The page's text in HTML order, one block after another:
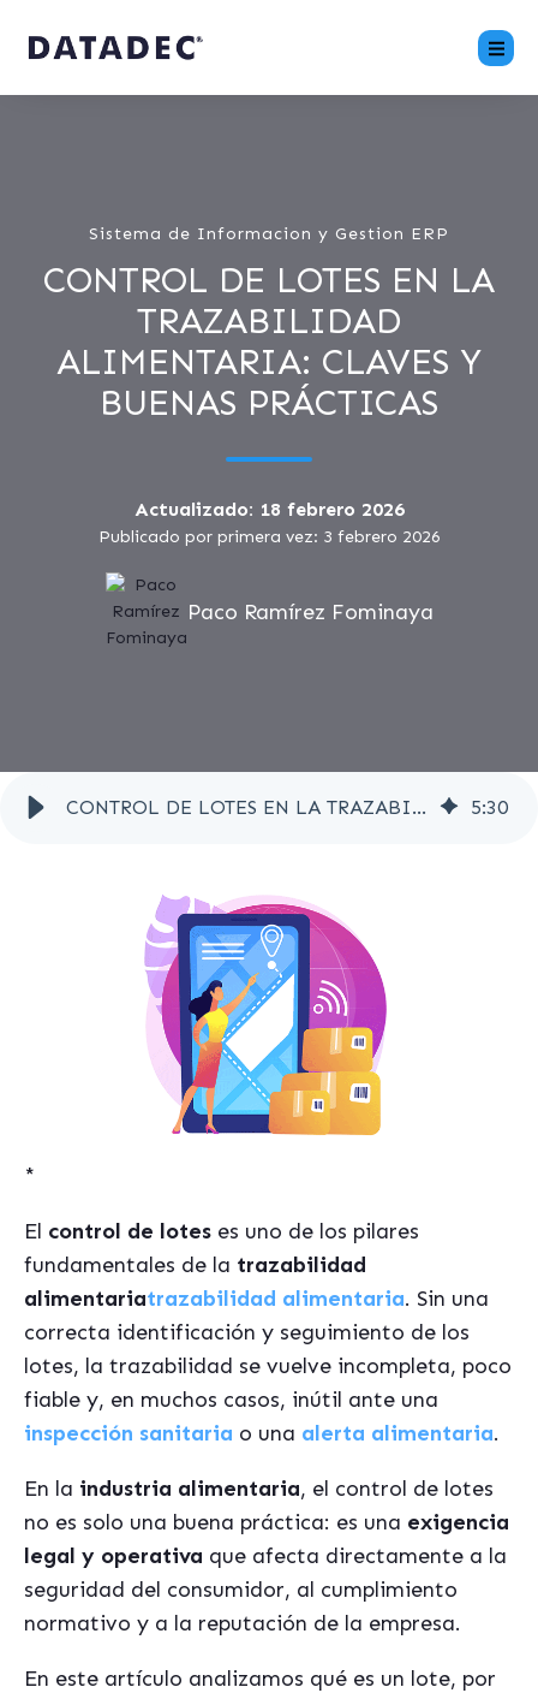
Sistema de Informacion y Gestion ERP
CONTROL DE LOTES EN LA
TRAZABILIDAD
ALIMENTARIA: CLAVES Y
BUENAS PRÁCTICAS
Actualizado: 18 febrero 2026
Publicado por primera vez: 3 febrero 2026
Paco Ramírez Fominaya
CONTROL DE LOTES EN LA TRAZABILIDAD ALIMENTARIA: CLAVES Y BUENAS PRÁCTICAS 5:30
*
El control de lotes es uno de los pilares
fundamentales de la trazabilidad
alimentariatrazabilidad alimentaria. Sin una
correcta identificación y seguimiento de los
lotes, la trazabilidad se vuelve incompleta, poco
fiable y, en muchos casos, inútil ante una
inspección sanitaria o una alerta alimentaria.
En la industria alimentaria, el control de lotes
no es solo una buena práctica: es una exigencia
legal y operativa que afecta directamente a la
seguridad del consumidor, al cumplimiento
normativo y a la reputación de la empresa.
En este artículo analizamos qué es un lote, por